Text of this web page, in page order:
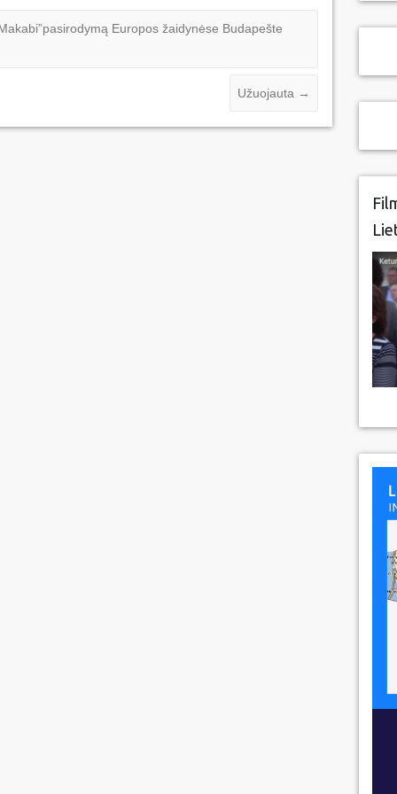
Europos žaidynėse Budapešte
Užuojauta →